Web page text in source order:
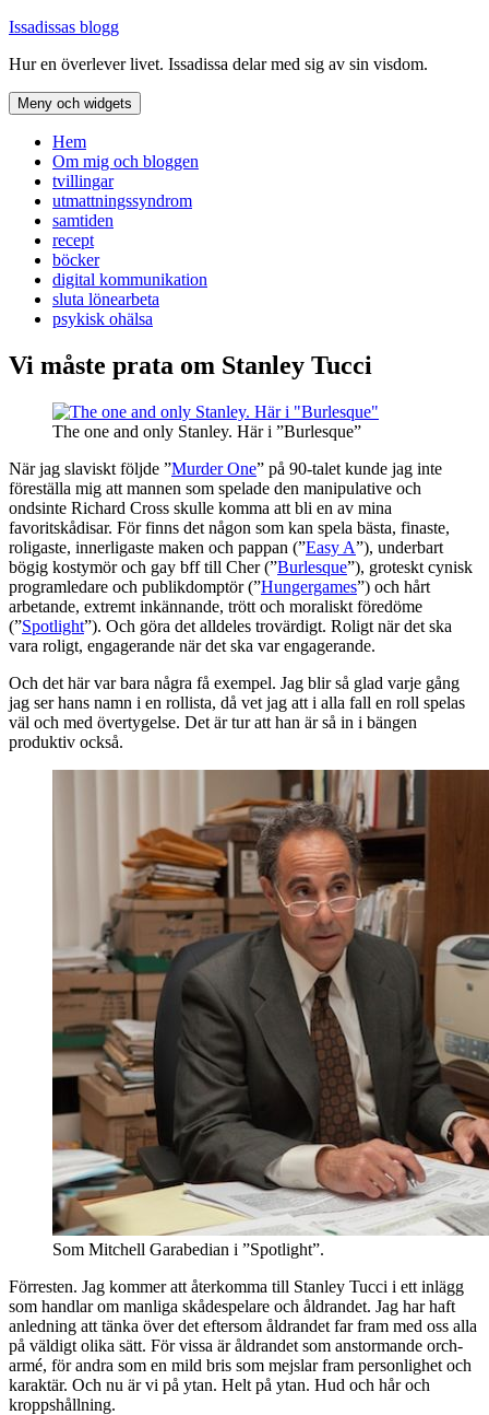
Hoppa
innehåll
Issadissas blogg
Hur en överlever livet. Issadissa delar med sig av sin visdom.
Meny och widgets
Hem
Om mig och bloggen
tvillingar
utmattningssyndrom
samtiden
recept
böcker
digital kommunikation
sluta lönearbeta
psykisk ohälsa
Vi måste prata om Stanley Tucci
The one and only Stanley. Här i ”Burlesque”
När jag slaviskt följde ”Murder One” på 90-talet kunde jag inte
föreställa mig att mannen som spelade den manipulative och
ondsinte Richard Cross skulle komma att bli en av mina
favoritskådisar. För finns det någon som kan spela bästa, finaste,
roligaste, innerligaste maken och pappan (”Easy A”), underbart
bögig kostymör och gay bff till Cher (”Burlesque”), groteskt cynisk
programledare och publikdomptör (”Hungergames”) och hårt
arbetande, extremt inkännande, trött och moraliskt föredöme
(”Spotlight”). Och göra det alldeles trovärdigt. Roligt när det ska
vara roligt, engagerande när det ska var engagerande.
Och det här var bara några få exempel. Jag blir så glad varje gång
jag ser hans namn i en rollista, då vet jag att i alla fall en roll spelas
väl och med övertygelse. Det är tur att han är så in i bängen
produktiv också.
Som Mitchell Garabedian i ”Spotlight”.
Förresten. Jag kommer att återkomma till Stanley Tucci i ett inlägg
som handlar om manliga skådespelare och åldrandet. Jag har haft
anledning att tänka över det eftersom åldrandet far fram med oss alla
på väldigt olika sätt. För vissa är åldrandet som anstormande orch-
armé, för andra som en mild bris som mejslar fram personlighet och
karaktär. Och nu är vi på ytan. Helt på ytan. Hud och hår och
kroppshållning.